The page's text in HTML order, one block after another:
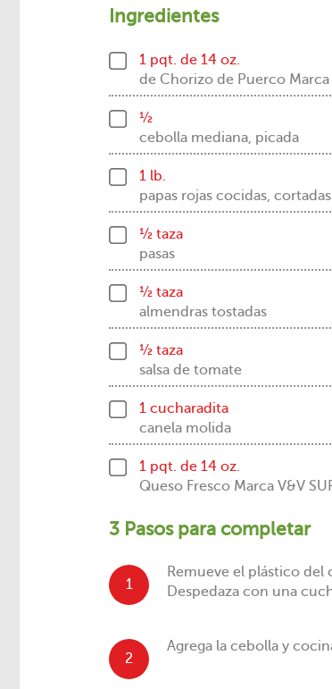
Ingredientes
1 pqt. de 14 oz.
de Chorizo de Puerco
½
cebolla mediana, picada
1 lb.
papas rojas cocidas,
½ taza
pasas
½ taza
almendras tostadas
½ taza
salsa de tomate
1 cucharadita
canela molida
1 pqt. de 14 oz.
Queso Fresco Marca V&V
3 Pasos para completar
1
Remueve el plástico
Despedaza con una
2
Agrega la cebolla y